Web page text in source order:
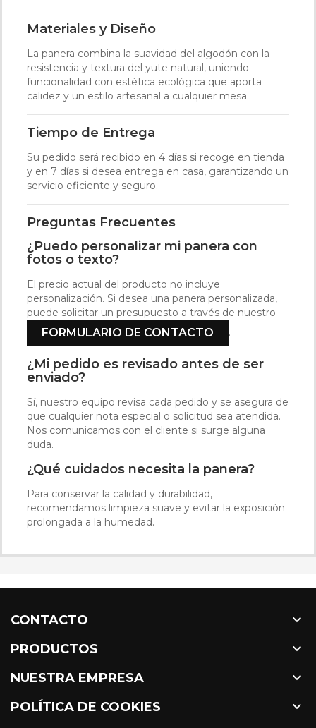
Materiales y Diseño
La panera combina la suavidad del algodón con la
resistencia y textura del yute natural, uniendo
funcionalidad con estética ecológica que aporta
calidez y un estilo artesanal a cualquier mesa.
Tiempo de Entrega
Su pedido será recibido en 4 días si recoge en tienda
y en 7 días si desea entrega en casa, garantizando un
servicio eficiente y seguro.
Preguntas Frecuentes
¿Puedo personalizar mi panera con
fotos o texto?
El precio actual del producto no incluye
personalización. Si desea una panera personalizada,
puede solicitar un presupuesto a través de nuestro
FORMULARIO DE CONTACTO .
¿Mi pedido es revisado antes de ser
enviado?
Sí, nuestro equipo revisa cada pedido y se asegura de
que cualquier nota especial o solicitud sea atendida.
Nos comunicamos con el cliente si surge alguna
duda.
¿Qué cuidados necesita la panera?
Para conservar la calidad y durabilidad,
recomendamos limpieza suave y evitar la exposición
prolongada a la humedad.
CONTACTO 
PRODUCTOS 
NUESTRA EMPRESA 
POLÍTICA DE COOKIES
